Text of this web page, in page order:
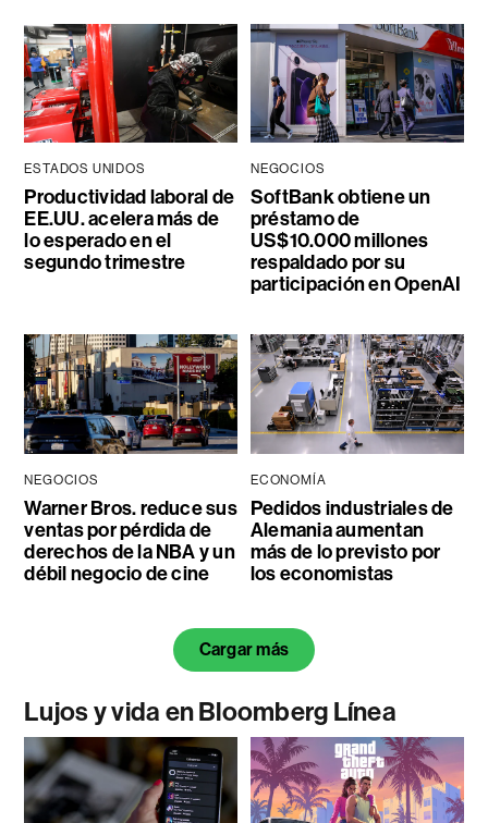
ESTADOS UNIDOS
Productividad laboral de
EE.UU. acelera más de
lo esperado en el
segundo trimestre
NEGOCIOS
SoftBank obtiene un
préstamo de
US$10.000 millones
respaldado por su
participación en OpenAI
NEGOCIOS
Warner Bros. reduce sus
ventas por pérdida de
derechos de la NBA y un
débil negocio de cine
ECONOMÍA
Pedidos industriales de
Alemania aumentan
más de lo previsto por
los economistas
Cargar más
Lujos y vida en Bloomberg Línea